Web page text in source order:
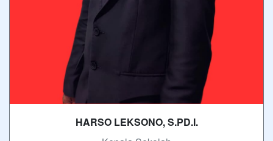
HARSO LEKSONO, S.PD.I.